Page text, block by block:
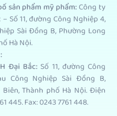
sản phẩm mỹ phẩm: Công ty
Số 11, đường Công Nghiệp 4,
Sài Đồng B, Phường Long
Hà Nội.
:
Đại Bắc: Số 11, đường Công
Công Nghiệp Sài Đồng B,
Thành phố Hà Nội. Điện
445. Fax: 0243 7761 448.